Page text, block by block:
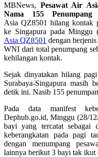
MBNews, Pesawat Air
Nama 155 Penumpang
Asia QZ8501 hilang kontak
ke Singapura pada
Asia QZ8501 dengan
WNI dari total penumpang
kehilangan kontak.
Sejak dinyatakan hilang
Surabaya-Singapura masih
detik ini. Nasib 155
Pada data manifest
Dephub.go.id, Minggu (28/
bayi yang tercatat sebagai
keberangkatan pada pagi
dengan menumpang
lainnya berikut 3 bayi tak ikut